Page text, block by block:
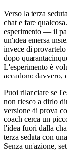
Verso la terza
chat e fare
esperimento — il
un'idea emersa
invece di
dopo
L'esperimento è
accadono davvero,
Puoi rilanciare se
non riesco a dirlo
versione di prova
coach cerca un
l'idea fuori dalla
terza seduta con
Senza un'azione,